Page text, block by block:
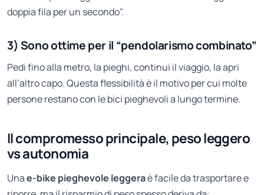
doppia fila per un secondo".
3) Sono ottime per il “pendolarismo combinato”
Pedi fino alla metro, la pieghi, continui il viaggio, la apri
all’altro capo. Questa flessibilità è il motivo per cui molte
persone restano con le bici pieghevoli a lungo termine.
Il compromesso principale, peso leggero
vs autonomia
Unae-bike pieghevole leggeraè facile da trasportare e